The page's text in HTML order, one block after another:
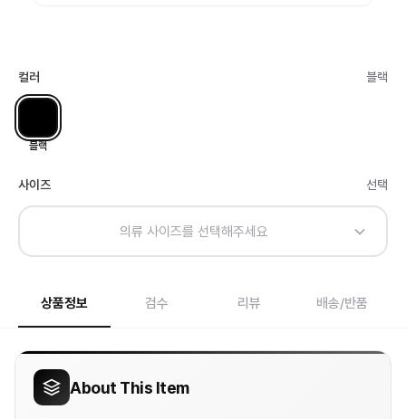
컬러 블랙
블랙
사이즈 선택
의류 사이즈를 선택해주세요
상품정보 검수 리뷰 배송/반품
About This Item